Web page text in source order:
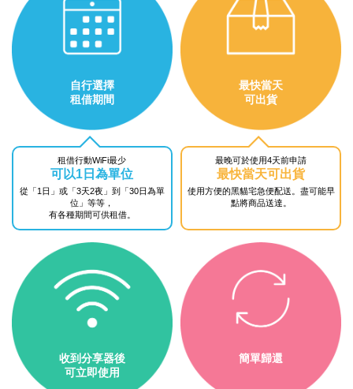
自行選擇
租借期間
租借行動WiFi最少
可以1日為單位
從「1日」或「3天2夜」到 「30日為單
位」等等，
有各種期間可供租借。
最快當天
可出貨
最晚可於使用4天前申請
最快當天可出貨
使用方便的黑貓宅急便配送。 盡可能早
點將商品送達。
收到分享器後
可立即使用
簡單歸還